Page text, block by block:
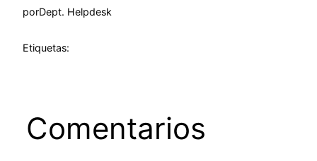
porDept. Helpdesk
Etiquetas:
Comentarios